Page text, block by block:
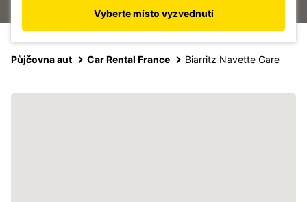
Vyberte místo vyzvednutí
Půjčovna aut Car Rental France Biarritz Navette Gare